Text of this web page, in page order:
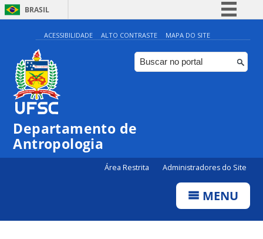
BRASIL
Simplifique!
Comunica BR
Participe
ACESSIBILIDADE ALTO CONTRASTE MAPA DO SITE
Departamento de
Antropologia
Área Restrita Administradores do Site
MENU